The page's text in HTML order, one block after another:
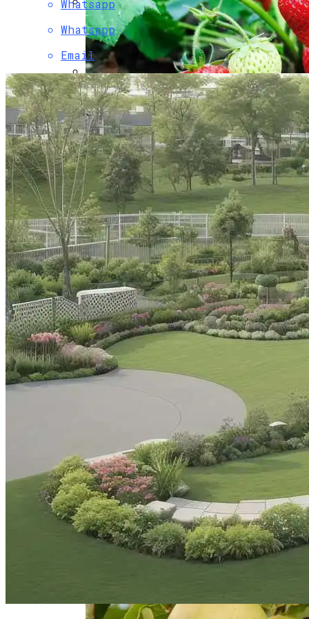
Как Правильно Ухаживать За Паркетом
Чтобы Сохранить Его Надолго
Монтаж Встроенных Шкафов От
Замера До Установки
Как Правильно Сажать Цветущие
Кустарники Для Сада
Папоротники Для Сада — Зелёный
Стиль И Уют
Гармонии Слоев В Саду
Горящие Туры В Китай Из Барнаула:
Путешествие, Которое Не Стоит
Упускать
Жемчужина Абхазии — Пицунда
Сорта Клубники Для Выращивания В
Открытом Грунте
Советы По Выращиванию Малины:
Выбор Сорта И Уход За Кустарниками
Whatsapp
Whatsapp
Email